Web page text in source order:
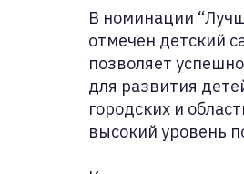
В номинации
отмечен детский
позволяет
для развития
городских и
высокий уровень